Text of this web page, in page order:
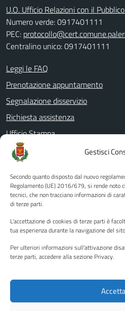
Gestisci
Secondo quanto disposto dal nuovo
Regolamento (UE) 2016/679, si rende noto
tecnici, che non tracciano informazioni di
di terze parti.
L'accettazione di cookies di terze parti è
tua esperienza durante la navigazione del
Per ulteriori informazioni sull'attivazione
terze parti, accedere alla sezione Privacy.
U.O. Ufficio Relazioni con il
Numero verde: 0917401111
PEC:
Centralino unico: 0917401111
Leggi le FAQ
Prenotazione appuntamento
Segnalazione disservizio
Richiesta assistenza
Ufficio Stampa
Amministrazione Trasparente
Albo pretorio
Informativa privacy
Note legali
Piano di miglioramento del sito